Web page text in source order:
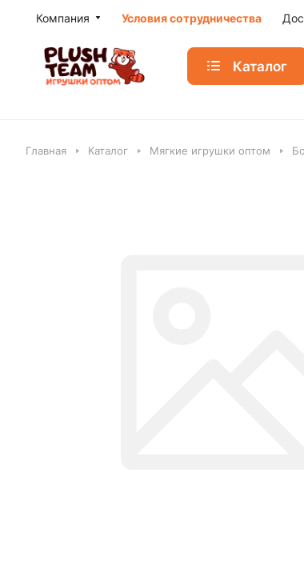
Компания Условия сотрудничества
Каталог
Главная Каталог Мягкие игрушки оптом